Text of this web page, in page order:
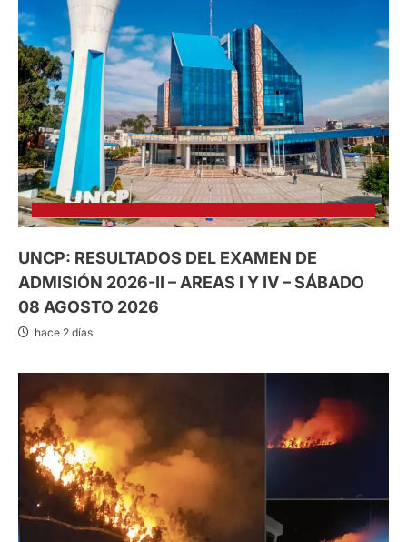
UNCP: RESULTADOS DEL EXAMEN DE
ADMISIÓN 2026-II – AREAS I Y IV – SÁBADO
08 AGOSTO 2026
hace 2 días